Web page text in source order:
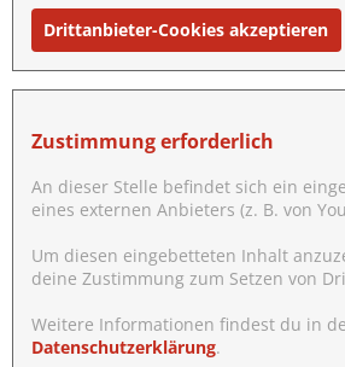
Drittanbieter-Cookies akzeptieren
Zustimmung erforderlich
An dieser Stelle befindet sich ein
eines externen Anbieters (z. B. von
Um diesen eingebetteten Inhalt
deine Zustimmung zum Setzen von
Weitere Informationen findest du in
Datenschutzerklärung.